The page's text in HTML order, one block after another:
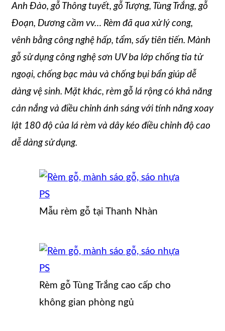
Anh Đào, gỗ Thông tuyết, gỗ Tượng, Tùng Trắng, gỗ
Đoạn, Dương cầm vv… Rèm đã qua xử lý cong,
vênh bằng công nghệ hấp, tẩm, sấy tiên tiến. Mành
gỗ sử dụng công nghệ sơn UV ba lớp chống tia tử
ngoại, chống bạc màu và chống bụi bẩn giúp dễ
dàng vệ sinh. Mặt khác, rèm gỗ lá rộng có khả năng
cản nắng và điều chỉnh ánh sáng với tính năng xoay
lật 180 độ của lá rèm và dây kéo điều chỉnh độ cao
dễ dàng sử dụng.
Mẫu rèm gỗ tại Thanh Nhàn
Rèm gỗ Tùng Trắng cao cấp cho
không gian phòng ngủ